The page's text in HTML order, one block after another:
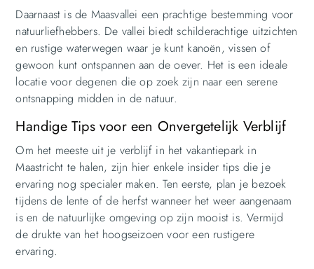
Daarnaast is de Maasvallei een prachtige bestemming voor
natuurliefhebbers. De vallei biedt schilderachtige uitzichten
en rustige waterwegen waar je kunt kanoën, vissen of
gewoon kunt ontspannen aan de oever. Het is een ideale
locatie voor degenen die op zoek zijn naar een serene
ontsnapping midden in de natuur.
Handige Tips voor een Onvergetelijk Verblijf
Om het meeste uit je verblijf in het vakantiepark in
Maastricht te halen, zijn hier enkele insider tips die je
ervaring nog specialer maken. Ten eerste, plan je bezoek
tijdens de lente of de herfst wanneer het weer aangenaam
is en de natuurlijke omgeving op zijn mooist is. Vermijd
de drukte van het hoogseizoen voor een rustigere
ervaring.